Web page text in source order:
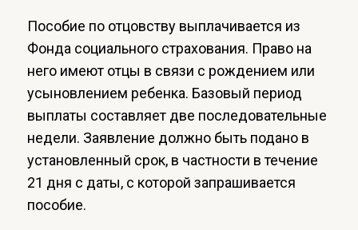
Пособие по отцовству выплачивается из
Фонда социального страхования. Право на
него имеют отцы в связи с рождением или
усыновлением ребенка. Базовый период
выплаты составляет две последовательные
недели. Заявление должно быть подано в
установленный срок, в частности в течение
21 дня с даты, с которой запрашивается
пособие.